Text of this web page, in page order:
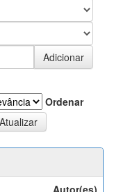
Ordenar
Autor(es)